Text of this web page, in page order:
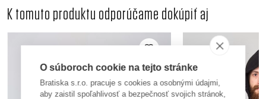
K tomuto produktu odporúčame dokúpiť aj
O súboroch cookie na tejto stránke
Bratiska s.r.o. pracuje s cookies a osobnými údajmi,
aby zaistil spoľahlivosť a bezpečnosť svojich stránok,